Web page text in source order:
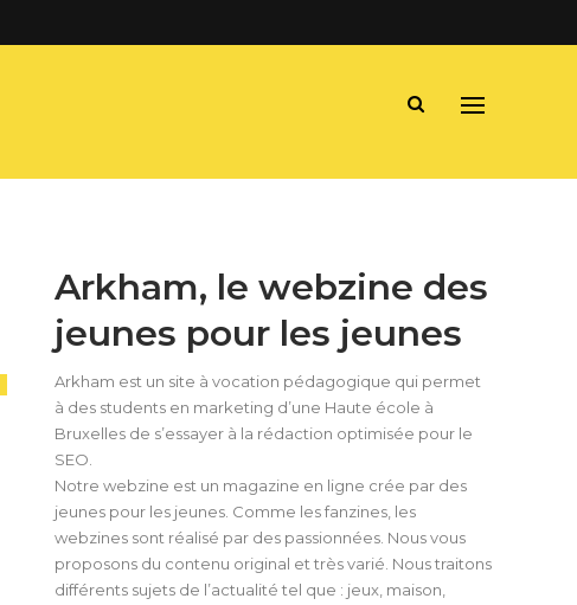
Arkham, le webzine des
jeunes pour les jeunes
Arkham est un site à vocation pédagogique qui permet
à des students en marketing d’une Haute école à
Bruxelles de s’essayer à la rédaction optimisée pour le
SEO.
Notre webzine est un magazine en ligne crée par des
jeunes pour les jeunes. Comme les fanzines, les
webzines sont réalisé par des passionnées. Nous vous
proposons du contenu original et très varié. Nous traitons
différents sujets de l’actualité tel que : jeux, maison,